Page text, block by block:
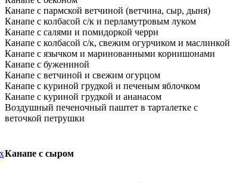
Канапе с пармской ветчиной (ветчина, сыр, дыня)
Канапе с колбасой с/к и перламутровым луком
Канапе с салями и помидоркой черри
Канапе с колбасой с/к, свежим огурчиком и маслинкой
Канапе с язычком и маринованными корнишонами
Канапе с бужениной
Канапе с ветчиной и свежим огурцом
Канапе с куриной грудкой и печеным яблочком
Канапе с куриной грудкой и ананасом
Воздушный печеночный паштет в тарталетке с
веточкой петрушки
Канапе с сыром